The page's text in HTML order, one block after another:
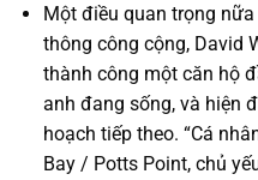
Một điều quan trọng
thông công cộng, David
thành công một căn hộ
anh đang sống, và hiện
hoạch tiếp theo. “Cá
Bay / Potts Point, chủ